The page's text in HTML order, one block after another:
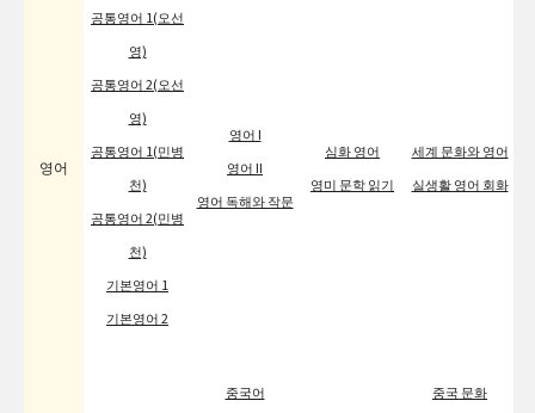
영어
공통영어 1(오선
영)
공통영어 2(오선
영)
공통영어 1(민병
천)
공통영어 2(민병
천)
기본영어 1
기본영어 2
영어 I
영어 II
영어 독해와 작문
심화 영어
영미 문학 읽기
세계 문화와 영어
실생활 영어 회화
중국어 중국 문화